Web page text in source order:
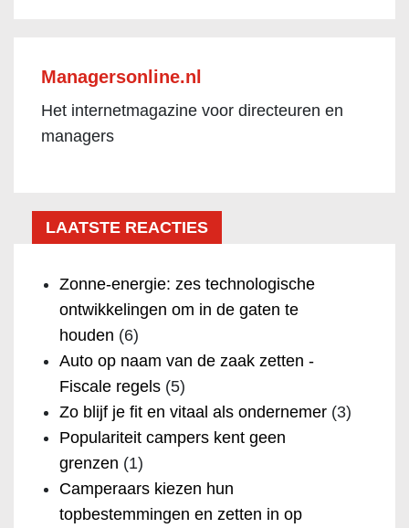
Managersonline.nl
Het internetmagazine voor directeuren en
managers
LAATSTE REACTIES
Zonne-energie: zes technologische
ontwikkelingen om in de gaten te
houden (6)
Auto op naam van de zaak zetten -
Fiscale regels (5)
Zo blijf je fit en vitaal als ondernemer (3)
Populariteit campers kent geen
grenzen (1)
Camperaars kiezen hun
topbestemmingen en zetten in op